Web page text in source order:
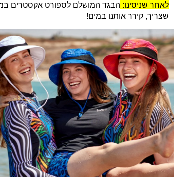
לאחר שניסינו: הבגד המושלם לספורט אקסטרים
שצריך, קירר אותנו במים!